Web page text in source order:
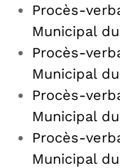
Procès-
Municipal
Procès-
Municipal
Procès-
Municipal
Procès-
Municipal